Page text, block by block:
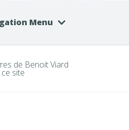
Menu
de Benoit Viard
site